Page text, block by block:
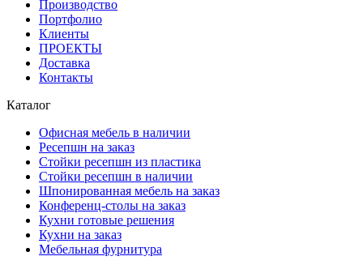
Производство
Портфолио
Клиенты
ПРОЕКТЫ
Доставка
Контакты
Каталог
Офисная мебель в наличии
Ресепшн на заказ
Стойки ресепшн из пластика
Стойки ресепшн в наличии
Шпонированная мебель на заказ
Конференц-столы на заказ
Кухни готовые решения
Кухни на заказ
Мебельная фурнитура